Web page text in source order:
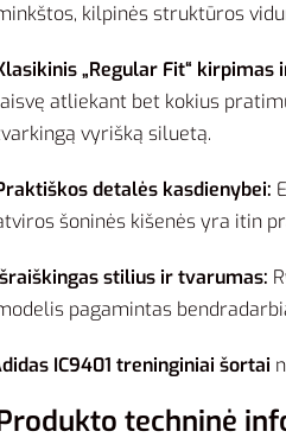
kilpinės struktūros
„Regular Fit“ kirpimas
atliekant bet kokius
vyrišką siluetą.
detalės kasdienybei:
šoninės kišenės yra itin
stilius ir tvarumas:
pagamintas
IC9401 treninginiai šortai
techninė